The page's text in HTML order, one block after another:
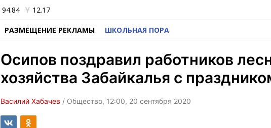
94.84 12.17
РАЗМЕЩЕНИЕ РЕКЛАМЫ ШКОЛЬНАЯ ПОРА
Осипов поздравил работников
хозяйства Забайкалья с
Василий Хабачев / Общество, 12:00, 20 сентября 2020